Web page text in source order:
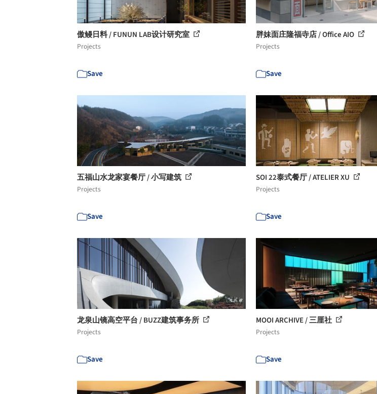
傲鳗日料 / FUNUN LAB设计研究室
Projects
Save
胖妹面庄隆福寺店 / Office AIO
Projects
Save
五福山水龙家宴餐厅 / 小写建筑
Projects
Save
SOI 22泰式餐厅 / ATELIER XU
Projects
Save
龙泉山镜高空平台 / BUZZ建筑事务所
Projects
Save
MOOI ARCHIVE / 三厘社
Projects
Save